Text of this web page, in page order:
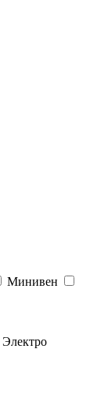
Минивен
Электро